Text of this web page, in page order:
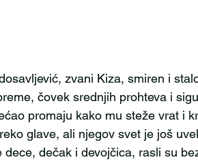
čovek srednjih prohteva i
promaju kako mu steže vrat i
glave, ali njegov svet je još
dece, dečak i devojčica, rasli su